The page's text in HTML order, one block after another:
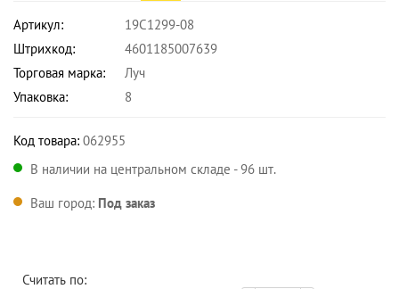
Артикул:
19С1299-08
Штрихкод:
4601185007639
Торговая марка:
Луч
Упаковка:
8
Код товара: 062955
В наличии на центральном складе - 96 шт.
Ваш город: Под заказ
Считать по: